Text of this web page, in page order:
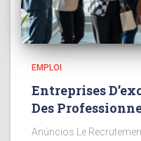
EMPLOI
Entreprises
Des
Anúncios Le